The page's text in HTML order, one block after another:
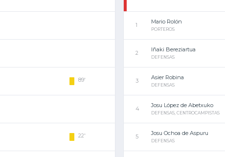
89'
22'
1 Mario Rolón
PORTEROS
2 Iñaki Bereziartua
DEFENSAS
3 Asier Robina
DEFENSAS
4 Josu López de Abetxuko
DEFENSAS, CENTROCAMPISTAS
5 Josu Ochoa de Aspuru
DEFENSAS